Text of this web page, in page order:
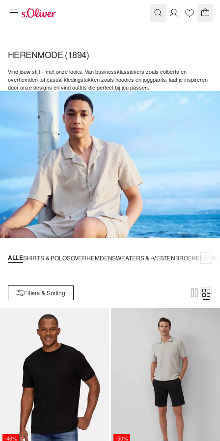
HERENMODE(1894)
Vind jouw stijl – met onze looks. Van businessklassiekers zoals colberts en
overhemden tot casual kledingstukken zoals hoodies en joggpants: laat je inspireren
door onze designs en vind outfits die perfect bij jou passen.
ALLESHIRTS & POLOSOVERHEMDENSWEATERS & -VESTENBROEKEN
Filters & Sorting
-46% -50%